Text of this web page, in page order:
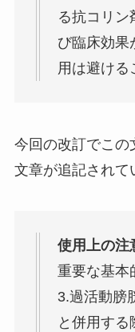
る抗コリン
び臨床効果
用は避ける
今回の改訂でこの
文章が追記されて
使用上の注
重要な基本
3.過活動膀
と併用す